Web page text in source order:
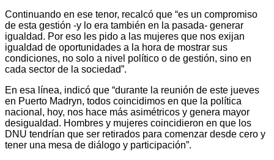
Continuando en ese tenor, recalcó que “es un compromiso
de esta gestión -y lo era también en la pasada- generar
igualdad. Por eso les pido a las mujeres que nos exijan
igualdad de oportunidades a la hora de mostrar sus
condiciones, no solo a nivel político o de gestión, sino en
cada sector de la sociedad”.
En esa línea, indicó que “durante la reunión de este jueves
en Puerto Madryn, todos coincidimos en que la política
nacional, hoy, nos hace más asimétricos y genera mayor
desigualdad. Hombres y mujeres coincidieron en que los
DNU tendrían que ser retirados para comenzar desde cero y
tener una mesa de diálogo y participación”.